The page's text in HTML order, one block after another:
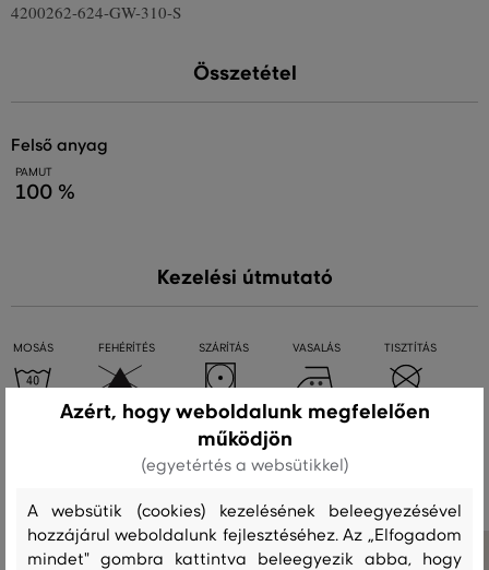
4200262-624-GW-310-S
Összetétel
felső anyag
PAMUT
100 %
Kezelési útmutató
MOSÁS FEHÉRÍTÉS SZÁRÍTÁS VASALÁS TISZTÍTÁS
Ajánlott termékek
Azért, hogy weboldalunk megfelelően
működjön
(egyetértés a websütikkel)
A websütik (cookies) kezelésének beleegyezésével
hozzájárul weboldalunk fejlesztéséhez. Az „Elfogadom
mindet" gombra kattintva beleegyezik abba, hogy